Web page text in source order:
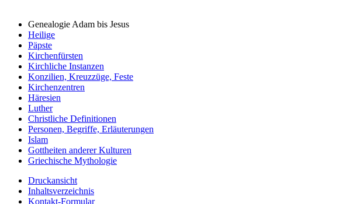
Genealogie Adam bis Jesus
Heilige
Päpste
Kirchenfürsten
Kirchliche Instanzen
Konzilien, Kreuzzüge, Feste
Kirchenzentren
Häresien
Luther
Christliche Definitionen
Personen, Begriffe, Erläuterungen
Islam
Gottheiten anderer Kulturen
Griechische Mythologie
Druckansicht
Inhaltsverzeichnis
Kontakt-Formular